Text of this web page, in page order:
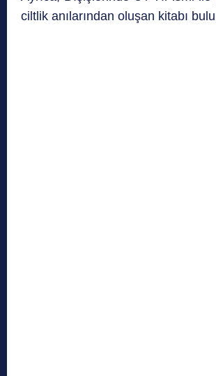
ciltlik anılarından oluşan kitabı